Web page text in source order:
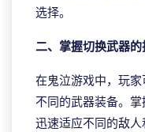
选择。
二、掌握切换武器的
在鬼泣游戏中，玩
不同的武器装备。
迅速适应不同的敌